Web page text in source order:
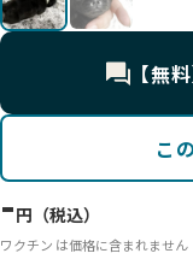
【無
こ
-円（税込）
ワクチン は価格に含まれません